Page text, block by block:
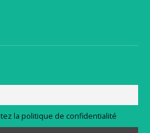
la politique de confidentialité